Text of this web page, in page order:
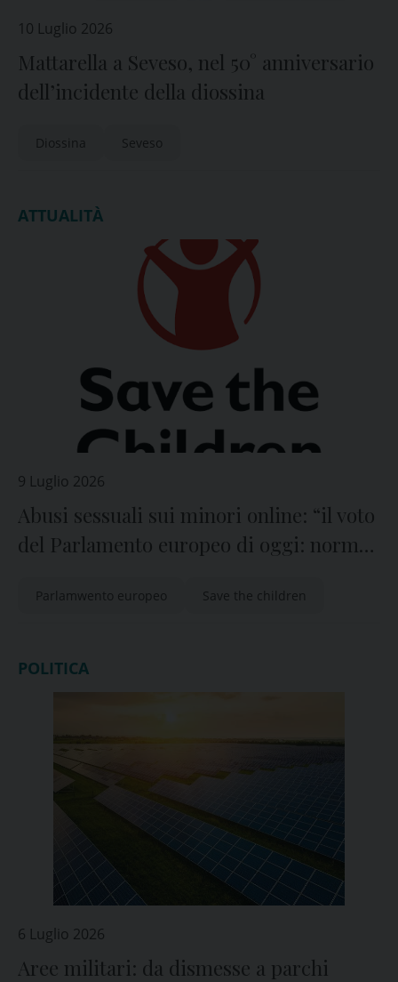
10 Luglio 2026
Mattarella a Seveso, nel 50° anniversario
dell’incidente della diossina
Diossina Seveso
ATTUALITÀ
9 Luglio 2026
Abusi sessuali sui minori online: “il voto
del Parlamento europeo di oggi: norma
Parlamwento europeo Save the children
POLITICA
6 Luglio 2026
Aree militari: da dismesse a parchi